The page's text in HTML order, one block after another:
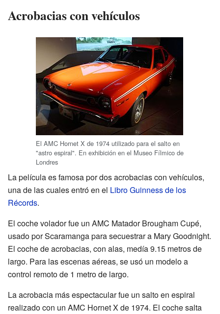
Acrobacias con vehículos
El AMC Hornet X de 1974 utilizado para el salto en
"astro espiral". En exhibición en el Museo Fílmico de
Londres
La película es famosa por dos acrobacias con vehículos,
una de las cuales entró en el Libro Guinness de los
Récords.
El coche volador fue un AMC Matador Brougham Cupé,
usado por Scaramanga para secuestrar a Mary Goodnight.
El coche de acrobacias, con alas, medía 9.15 metros de
largo. Para las escenas aéreas, se usó un modelo a
control remoto de 1 metro de largo.
La acrobacia más espectacular fue un salto en espiral
realizado con un AMC Hornet X de 1974. El coche salta